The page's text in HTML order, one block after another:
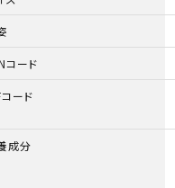
コード
ード
成分